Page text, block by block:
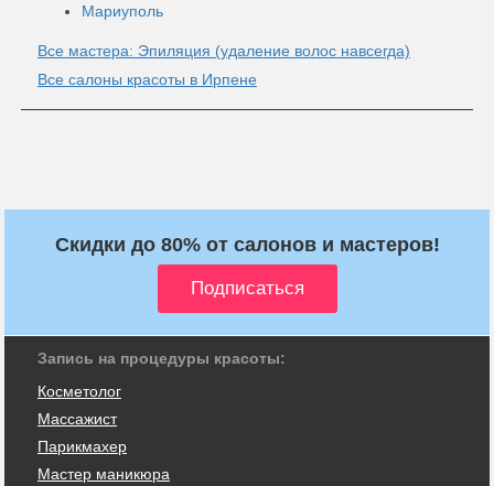
Мариуполь
Все мастера: Эпиляция (удаление волос навсегда)
Все салоны красоты в Ирпене
Скидки до 80% от салонов и мастеров!
Запись на процедуры красоты:
Косметолог
Массажист
Парикмахер
Мастер маникюра